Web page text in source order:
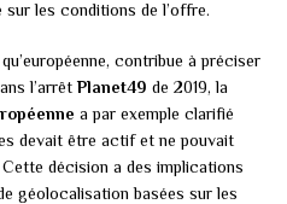
sur les conditions de l’offre.
contribue à préciser
l’arrêtPlanet49 de 2019, la
a par exemple clarifié
devait être actif et ne pouvait
décision a des implications
géolocalisation basées sur les